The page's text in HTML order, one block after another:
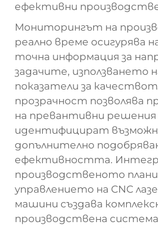
ефективни
Мониторингът на
реално време осигурява
точна информация за
задачите, използването
показатели за
прозрачност позволява
на превантивни решения
идентифицират
допълнително
ефективността.
производственото
управлението на CNC
машини създава
производствена